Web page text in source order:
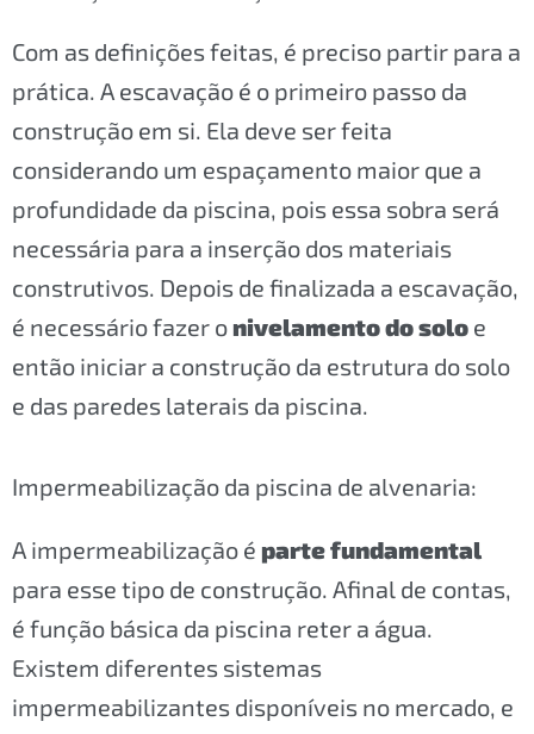
Com as definições feitas, é preciso partir para a
prática. A escavação é o primeiro passo da
construção em si. Ela deve ser feita
considerando um espaçamento maior que a
profundidade da piscina, pois essa sobra será
necessária para a inserção dos materiais
construtivos. Depois de finalizada a escavação,
é necessário fazer onivelamento do solo e
então iniciar a construção da estrutura do solo
e das paredes laterais da piscina.
Impermeabilização da piscina de alvenaria:
A impermeabilização é parte fundamental
para esse tipo de construção. Afinal de contas,
é função básica da piscina reter a água.
Existem diferentes sistemas
impermeabilizantes disponíveis no mercado, e